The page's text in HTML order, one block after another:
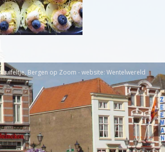
Bergen op Zoom - website: Wentelwereld